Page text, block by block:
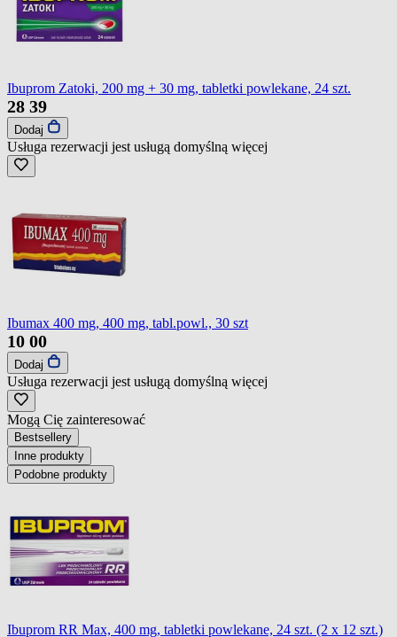
Ibuprom Zatoki, 200 mg + 30 mg, tabletki powlekane, 24 szt.
28 39
Dodaj
Usługa rezerwacji jest usługą domyślną więcej
Ibumax 400 mg, 400 mg, tabl.powl., 30 szt
10 00
Dodaj
Usługa rezerwacji jest usługą domyślną więcej
Mogą Cię zainteresować
Bestsellery
Inne produkty
Podobne produkty
Ibuprom RR Max, 400 mg, tabletki powlekane, 24 szt. (2 x 12 szt.)